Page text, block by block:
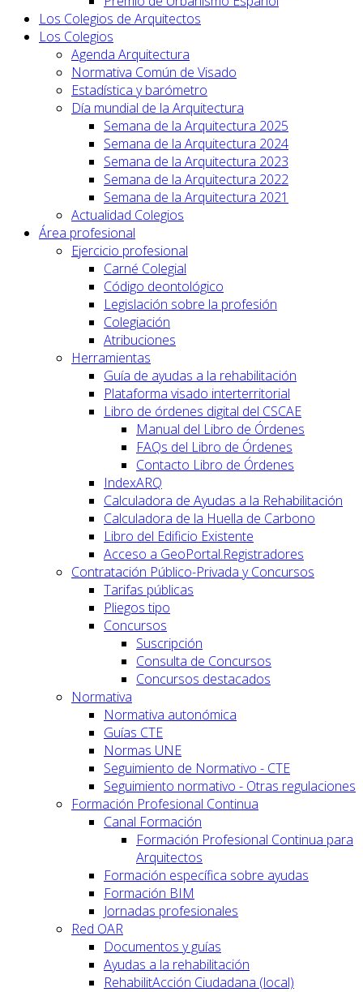
Los Colegios de Arquitectos
Los Colegios
Agenda Arquitectura
Normativa Común de Visado
Estadística y barómetro
Día mundial de la Arquitectura
Semana de la Arquitectura 2025
Semana de la Arquitectura 2024
Semana de la Arquitectura 2023
Semana de la Arquitectura 2022
Semana de la Arquitectura 2021
Actualidad Colegios
Área profesional
Ejercicio profesional
Carné Colegial
Código deontológico
Legislación sobre la profesión
Colegiación
Atribuciones
Herramientas
Guía de ayudas a la rehabilitación
Plataforma visado interterritorial
Libro de órdenes digital del CSCAE
Manual del Libro de Órdenes
FAQs del Libro de Órdenes
Contacto Libro de Órdenes
IndexARQ
Calculadora de Ayudas a la Rehabilitación
Calculadora de la Huella de Carbono
Libro del Edificio Existente
Acceso a GeoPortal.Registradores
Contratación Público-Privada y Concursos
Tarifas públicas
Pliegos tipo
Concursos
Suscripción
Consulta de Concursos
Concursos destacados
Normativa
Normativa autonómica
Guías CTE
Normas UNE
Seguimiento de Normativo - CTE
Seguimiento normativo - Otras regulaciones
Formación Profesional Continua
Canal Formación
Formación Profesional Continua para
Arquitectos
Formación específica sobre ayudas
Formación BIM
Jornadas profesionales
Red OAR
Documentos y guías
Ayudas a la rehabilitación
RehabilitAcción Ciudadana (local)